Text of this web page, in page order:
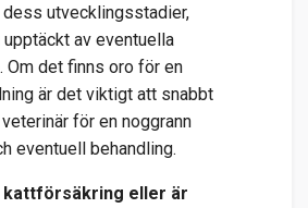
utvecklingsstadier,
av eventuella
Om det finns oro för en
är det viktigt att snabbt
för en noggrann
eventuell behandling.
kattförsäkring eller är